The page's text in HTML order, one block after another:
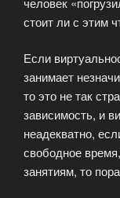
стоит ли с этим
Если
занимает
то это не так
зависимость, и
неадекватно,
свободное
занятиям, то